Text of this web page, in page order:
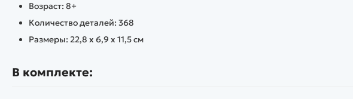
Возраст: 8+
Количество деталей: 368
Размеры: 22,8 x 6,9 x 11,5 см
В комплекте: